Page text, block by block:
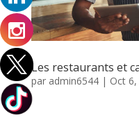
Les restaurants et
par admin6544| Oct